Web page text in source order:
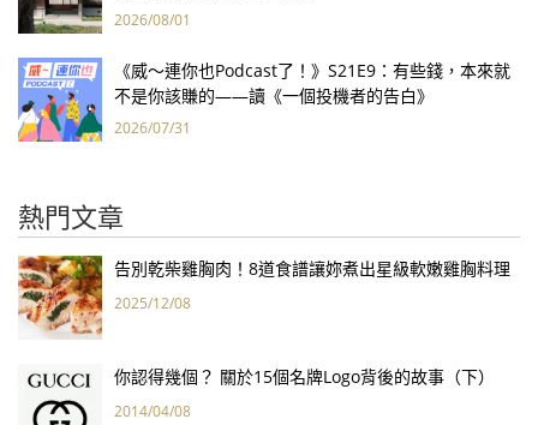
2026/08/01
《威～連你也Podcast了！》S21E9：有些錢，本來就
不是你該賺的——讀《一個投機者的告白》
2026/07/31
熱門文章
告別乾柴雞胸肉！8道食譜讓妳煮出星級軟嫩雞胸料理
2025/12/08
你認得幾個？ 關於15個名牌Logo背後的故事（下）
2014/04/08